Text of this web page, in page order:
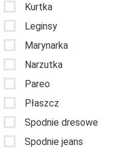
Kurtka
Leginsy
Marynarka
Narzutka
Pareo
Płaszcz
Spodnie dresowe
Spodnie jeans